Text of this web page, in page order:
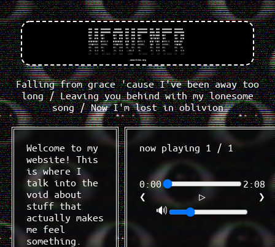
@@@  @@@  @@@@@@@@   @@@@@@   @@@  @@@  @@@@@@@@  @@@  @@@  @@@@@@@@  @@@@@@@
@@@  @@@  @@@@@@@@  @@@@@@@@  @@@  @@@  @@@@@@@@  @@@@ @@@  @@@@@@@@  @@@@@@@@
@@!  @@@  @@!       @@!  @@@  @@!  @@@  @@!       @@!@!@@@  @@!       @@!  @@@
!@!  @!@  !@!       !@!  @!@  !@!  @!@  !@!       !@!!@!@!  !@!       !@!  @!@
@!@!@!@!  @!!!:!    @!@!@!@!  @!@  !@!  @!!!:!    @!@ !!@!  @!!!:!    @!@!!@!
!!!@!!!!  !!!!!:    !!!@!!!!  !@!  !!!  !!!!!:    !@!  !!!  !!!!!:    !!@!@!
!!:  !!!  !!:       !!:  !!!  :!:  !!:  !!:       !!:  !!!  !!:       !!: :!!
:!:  !:!  :!:       :!:  !:!   ::!!:!   :!:       :!:  !:!  :!:       :!:  !:!
::   :::   :: ::::  ::   :::    ::::     :: ::::   ::   ::   :: ::::  ::   :::
.neocities.org
Falling from grace 'cause I've been away too
long / Leaving you behind with my lonesome
song / Now I'm lost in oblivion
Welcome to my
website! This
is where I
talk into the
void about
stuff that
actually makes
me feel
something.
now playing 1 / 1
0:00
2:08
❮
▷
❯
🔊